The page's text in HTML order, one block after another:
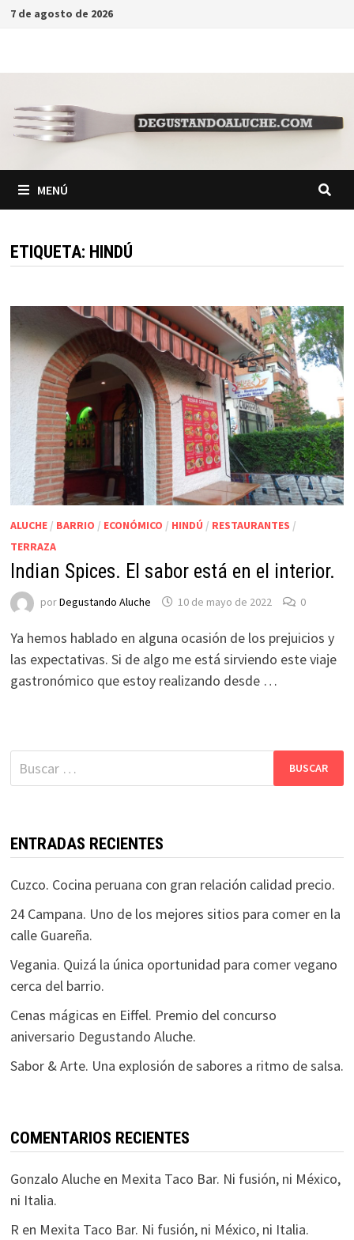
Saltar
7 de agosto de 2026
MENÚ
ETIQUETA: HINDÚ
ALUCHE/ BARRIO / ECONÓMICO / HINDÚ / RESTAURANTES /
TERRAZA
Indian Spices. El sabor está en el interior.
porDegustando Aluche 10 de mayo de 2022 0
Ya hemos hablado en alguna ocasión de los prejuicios y
las expectativas. Si de algo me está sirviendo este viaje
gastronómico que estoy realizando desde …
Buscar:
ENTRADAS RECIENTES
Cuzco. Cocina peruana con gran relación calidad precio.
24 Campana. Uno de los mejores sitios para comer en la
calle Guareña.
Vegania. Quizá la única oportunidad para comer vegano
cerca del barrio.
Cenas mágicas en Eiffel. Premio del concurso
aniversario Degustando Aluche.
Sabor & Arte. Una explosión de sabores a ritmo de salsa.
COMENTARIOS RECIENTES
Gonzalo Alucheen Mexita Taco Bar. Ni fusión, ni México,
ni Italia.
R en Mexita Taco Bar. Ni fusión, ni México, ni Italia.